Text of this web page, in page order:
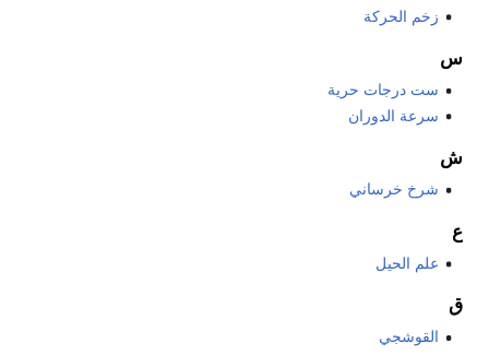
زخم الحركة
س
ست درجات حرية
سرعة الدوران
ش
شرخ خرساني
ع
علم الحيل
ق
القوشجي